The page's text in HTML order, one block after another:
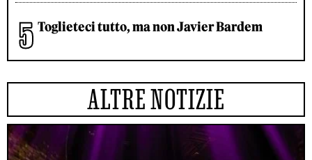
Toglieteci tutto, ma non Javier Bardem
ALTRE NOTIZIE